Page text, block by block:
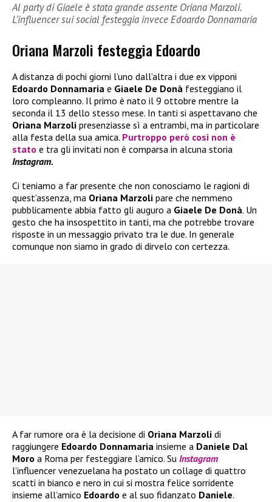
Al party di Giaele è stata grande assente Oriana Marzoli.
L’influencer sui social festeggia invece Edoardo Donnamaria
Oriana Marzoli festeggia Edoardo
A distanza di pochi giorni l’uno dall’altra i due ex vipponi
Edoardo Donnamaria e Giaele De Donà festeggiano il
loro compleanno. Il primo è nato il 9 ottobre mentre la
seconda il 13 dello stesso mese. In tanti si aspettavano che
Oriana Marzoli presenziasse sì a entrambi, ma in particolare
alla festa della sua amica. Purtroppo però così non è
stato e tra gli invitati non è comparsa in alcuna storia
Instagram.
Ci teniamo a far presente che non conosciamo le ragioni di
quest’assenza, ma Oriana Marzoli pare che nemmeno
pubblicamente abbia fatto gli auguro a Giaele De Donà. Un
gesto che ha insospettito in tanti, ma che potrebbe trovare
risposte in un messaggio privato tra le due. In generale
comunque non siamo in grado di dirvelo con certezza.
A far rumore ora è la decisione di Oriana Marzoli di
raggiungere Edoardo Donnamaria insieme a Daniele Dal
Moro a Roma per festeggiare l’amico. Su Instagram
l’influencer venezuelana ha postato un collage di quattro
scatti in bianco e nero in cui si mostra felice sorridente
insieme all’amico Edoardo e al suo fidanzato Daniele.